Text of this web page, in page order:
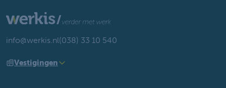
info@werkis.nl(038) 33 10 540
Vestigingen